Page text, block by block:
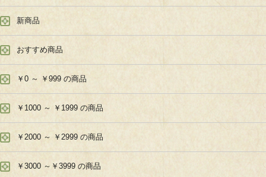
新商品
おすすめ商品
￥0 ～ ￥999 の商品
￥1000 ～ ￥1999 の商品
￥2000 ～ ￥2999 の商品
￥3000 ～￥3999 の商品